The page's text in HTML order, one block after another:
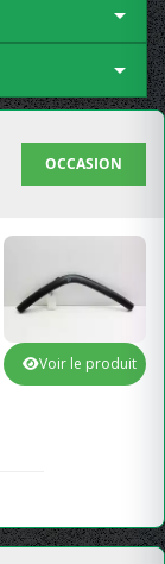


OCCASION
Voir le produit